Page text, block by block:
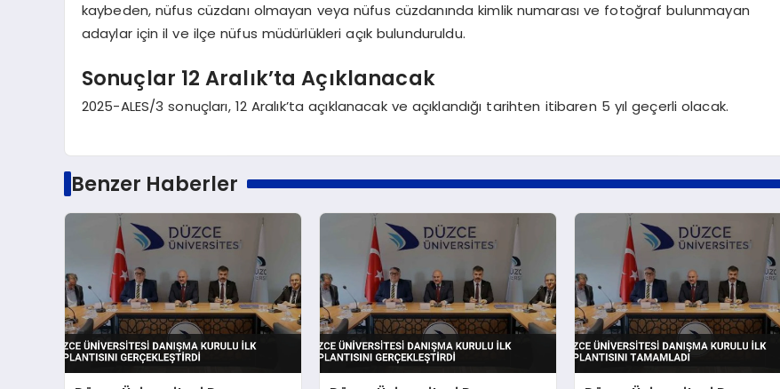
kaybeden, nüfus cüzdanı olmayan veya nüfus cüzdanında kimlik numarası ve fotoğraf bulunmayan
adaylar için il ve ilçe nüfus müdürlükleri açık bulunduruldu.
Sonuçlar 12 Aralık’ta Açıklanacak
2025-ALES/3 sonuçları, 12 Aralık’ta açıklanacak ve açıklandığı tarihten itibaren 5 yıl geçerli olacak.
Benzer Haberler